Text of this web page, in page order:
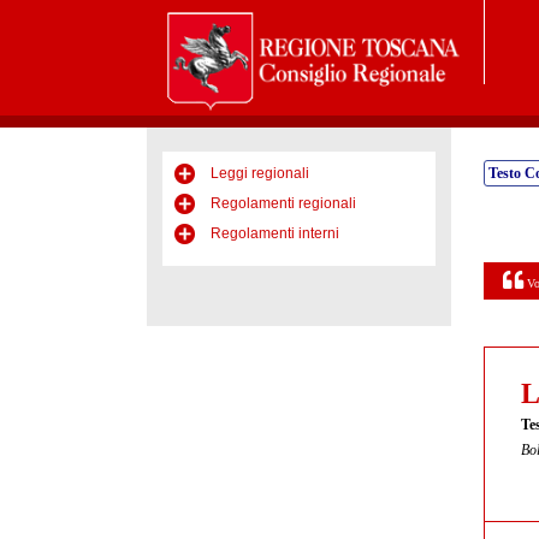
Leggi regionali
Regolamenti regionali
Regolamenti interni
Testo